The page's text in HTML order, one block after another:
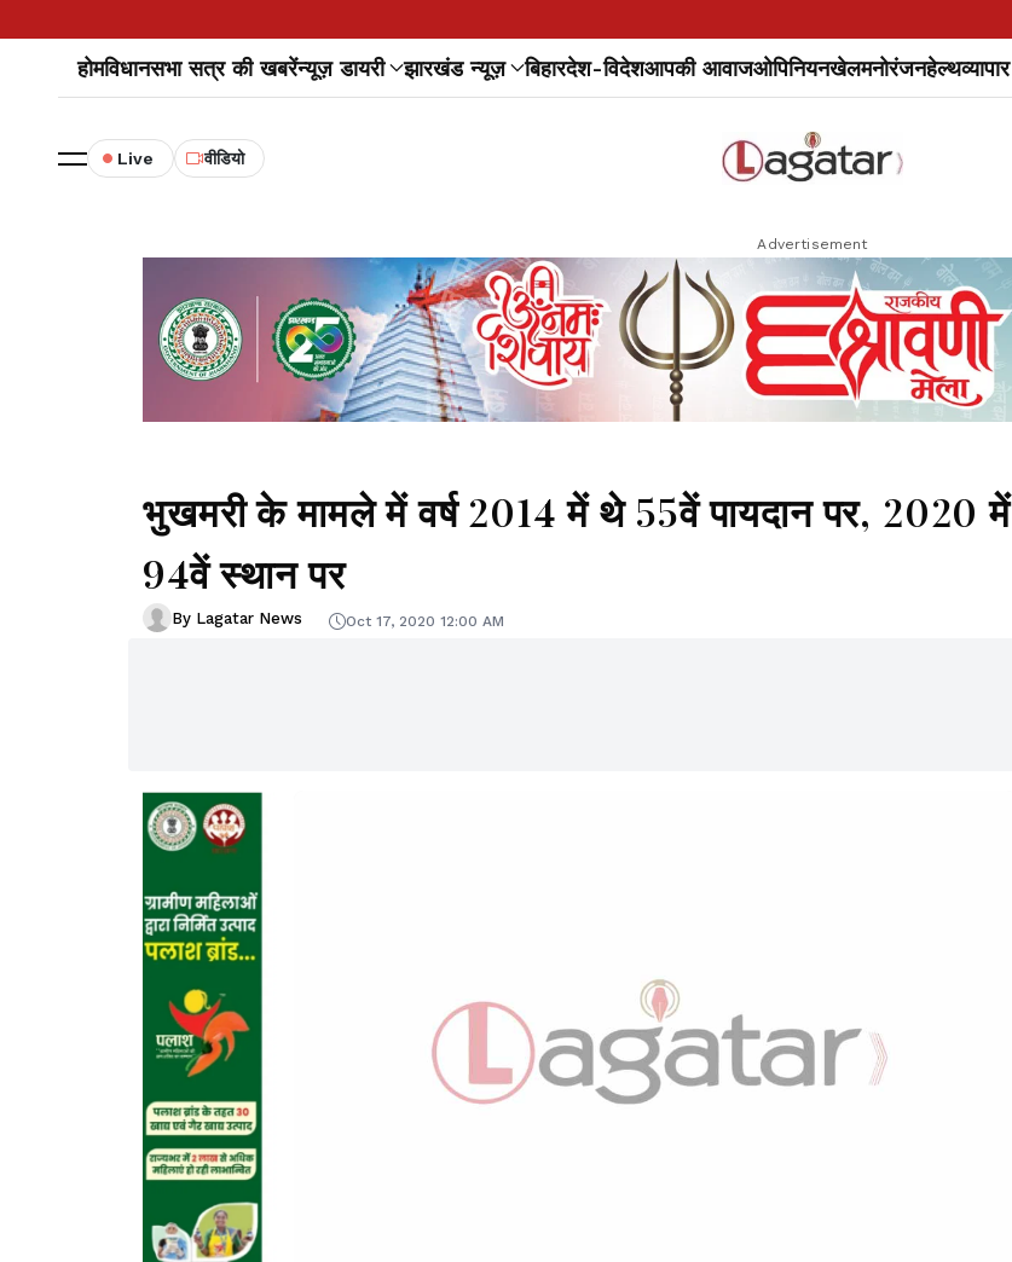
होमविधानसभा सत्र की खबरेंन्यूज़ डायरी झारखंड न्यूज़ बिहारदेश-विदेशआपकी आवाजओपिनियनखेलमनोरंजनहेल्थव्यापार
Live वीडियो
Advertisement
भुखमरी के मामले में वर्ष 2014 में थे 55वें पायदान पर, 2020 में
94वें स्थान पर
By Lagatar News Oct 17, 2020 12:00 AM